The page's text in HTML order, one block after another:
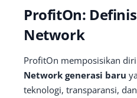
ProfitOn:
Network
ProfitOn memposisikan diri
Network generasi baru
teknologi, transparansi,